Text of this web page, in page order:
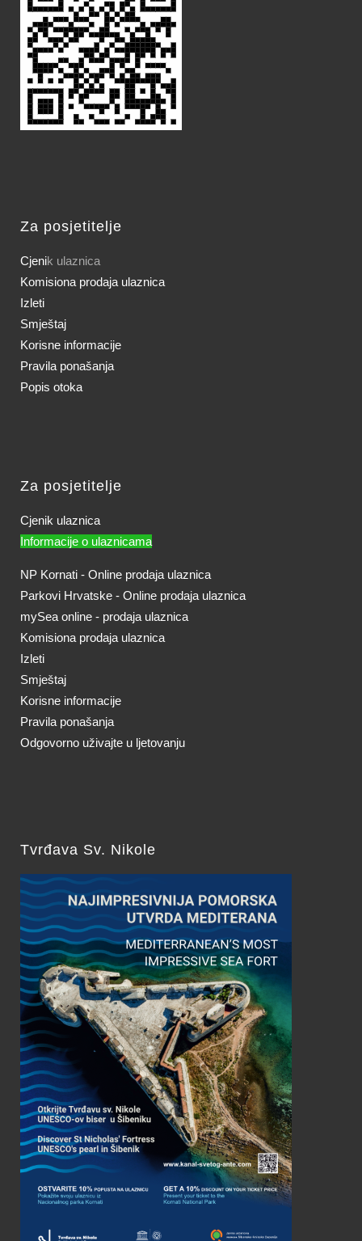
Za posjetitelje
Cjenik ulaznica
Komisiona prodaja ulaznica
Izleti
Smještaj
Korisne informacije
Pravila ponašanja
Popis otoka
Za posjetitelje
Cjenik ulaznica
Informacije o ulaznicama
NP Kornati - Online prodaja ulaznica
Parkovi Hrvatske - Online prodaja ulaznica
mySea online - prodaja ulaznica
Komisiona prodaja ulaznica
Izleti
Smještaj
Korisne informacije
Pravila ponašanja
Odgovorno uživajte u ljetovanju
Tvrđava Sv. Nikole